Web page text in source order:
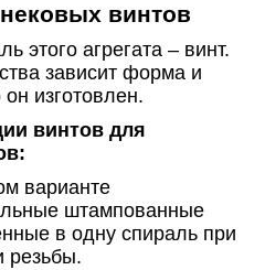
винтов
этого агрегата – винт.
зависит форма и
изготовлен.
винтов для
варианте
штампованные
в одну спираль при
резьбы.